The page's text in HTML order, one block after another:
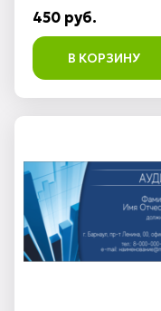
450 руб.
В КОРЗИНУ